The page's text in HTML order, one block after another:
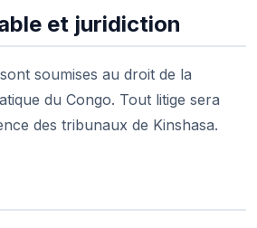
et juridiction
soumises au droit de la
du Congo. Tout litige sera
des tribunaux de Kinshasa.